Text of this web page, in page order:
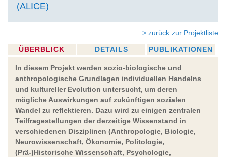
(ALICE)
> zurück zur Projektliste
ÜBERBLICK DETAILS PUBLIKATIONEN
In diesem Projekt werden sozio-biologische und
anthropologische Grundlagen individuellen Handelns
und kultureller Evolution untersucht, um deren
mögliche Auswirkungen auf zukünftigen sozialen
Wandel zu reflektieren. Dazu wird zu einigen zentralen
Teilfragestellungen der derzeitige Wissenstand in
verschiedenen Disziplinen (Anthropologie, Biologie,
Neurowissenschaft, Ökonomie, Politologie,
(Prä-)Historische Wissenschaft, Psychologie,